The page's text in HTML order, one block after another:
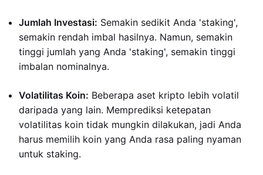
Jumlah Investasi: Semakin sedikit Anda 'staking',
semakin rendah imbal hasilnya. Namun, semakin
tinggi jumlah yang Anda 'staking', semakin tinggi
imbalan nominalnya.
Volatilitas Koin: Beberapa aset kripto lebih volatil
daripada yang lain. Memprediksi ketepatan
volatilitas koin tidak mungkin dilakukan, jadi Anda
harus memilih koin yang Anda rasa paling nyaman
untuk staking.